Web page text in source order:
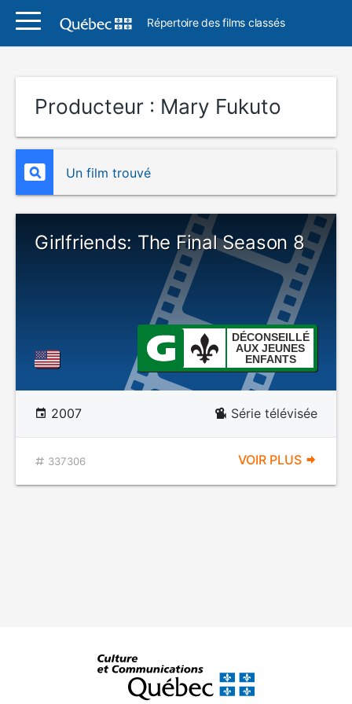
Répertoire des films classés
Producteur : Mary Fukuto
Un film trouvé
Girlfriends: The Final Season 8
DÉCONSEILLÉ
AUX JEUNES
ENFANTS
2007 Série télévisée
337306 VOIR PLUS